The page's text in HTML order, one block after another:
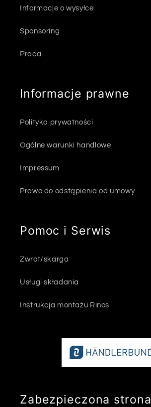
Informacje o wysyłce
Sponsoring
Praca
Informacje prawne
Polityka prywatności
Ogólne warunki handlowe
Impressum
Prawo do odstąpienia od umowy
Pomoc i Serwis
Zwrot/skarga
Usługi składania
Instrukcja montażu Rinos
Zabezpieczona strona